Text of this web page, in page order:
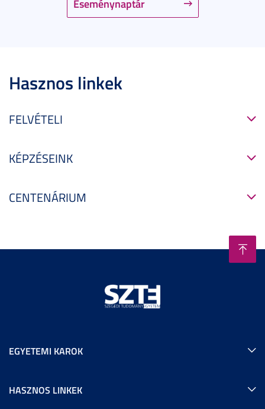
Eseménynaptár
Hasznos linkek
FELVÉTELI
KÉPZÉSEINK
CENTENÁRIUM
EGYETEMI KAROK
HASZNOS LINKEK